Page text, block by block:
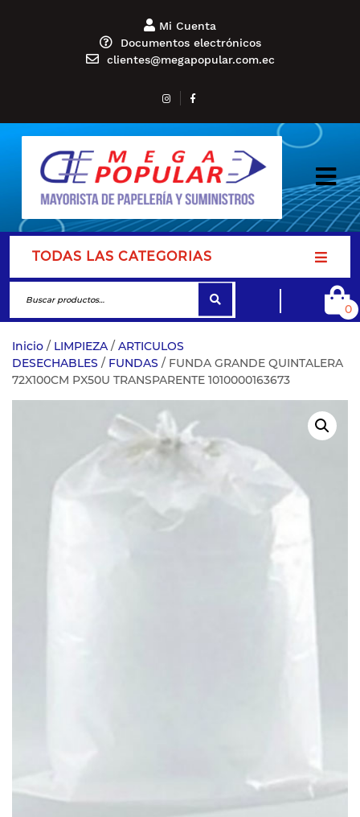
Mi Cuenta
Documentos electrónicos
clientes@megapopular.com.ec
TODAS LAS CATEGORIAS
0
Inicio / LIMPIEZA / ARTICULOS
DESECHABLES / FUNDAS / FUNDA GRANDE QUINTALERA
72X100CM PX50U TRANSPARENTE 1010000163673